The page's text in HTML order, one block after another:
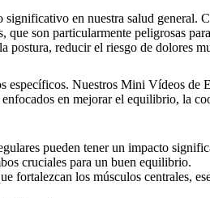
en nuestra salud general.
son particularmente peligrosas
reducir el riesgo de dolores
específicos. Nuestros Mini Vídeos de
en mejorar el equilibrio, la
pueden tener un impacto
cruciales para un buen equilibrio.
los músculos centrales,